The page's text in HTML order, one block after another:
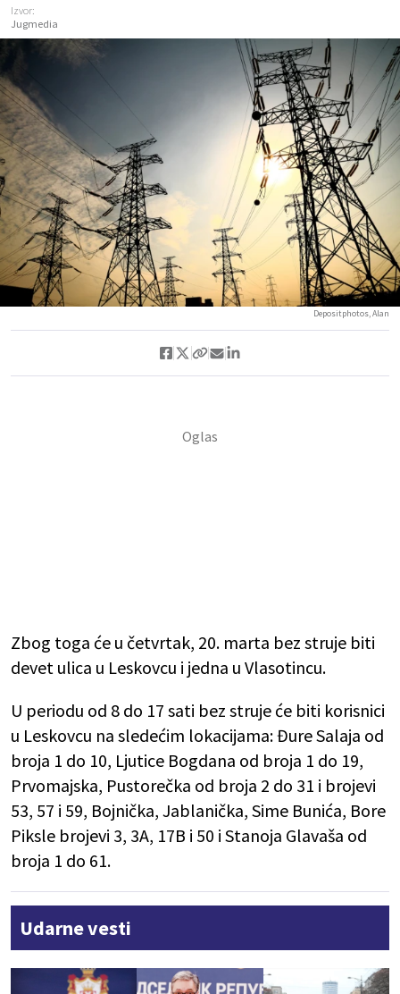
Izvor:
Jugmedia
Depositphotos, Alan
Zbog toga će u četvrtak, 20. marta bez struje biti
devet ulica u Leskovcu i jedna u Vlasotincu.
U periodu od 8 do 17 sati bez struje će biti korisnici
u Leskovcu na sledećim lokacijama: Đure Salaja od
broja 1 do 10, Ljutice Bogdana od broja 1 do 19,
Prvomajska, Pustorečka od broja 2 do 31 i brojevi
53, 57 i 59, Bojnička, Jablanička, Sime Bunića, Bore
Piksle brojevi 3, 3A, 17B i 50 i Stanoja Glavaša od
broja 1 do 61.
Udarne vesti